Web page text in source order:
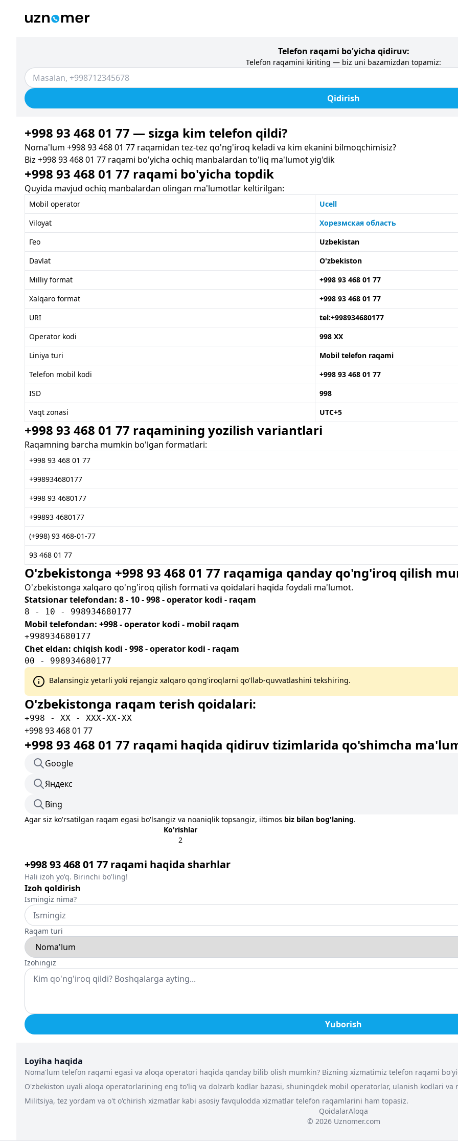
Telefon raqami bo'yicha qidiruv:
Telefon raqamini kiriting — biz uni bazamizdan topamiz:
Qidirish
+998 93 468 01 77 — sizga kim telefon qildi?
Noma'lum +998 93 468 01 77 raqamidan tez-tez qo'ng'iroq keladi va kim ekanini bilmoqchimisiz?
Biz +998 93 468 01 77 raqami bo'yicha ochiq manbalardan to'liq ma'lumot yig'dik
+998 93 468 01 77 raqami bo'yicha topdik
Quyida mavjud ochiq manbalardan olingan ma'lumotlar keltirilgan:
Mobil operator
Ucell
Viloyat
Хорезмская область
Гео
Uzbekistan
Davlat
O'zbekiston
Milliy format
+998 93 468 01 77
Xalqaro format
+998 93 468 01 77
URI
tel:+998934680177
Operator kodi
998 XX
Liniya turi
Mobil telefon raqami
Telefon mobil kodi
+998 93 468 01 77
ISD
998
Vaqt zonasi
UTC+5
+998 93 468 01 77 raqamining yozilish variantlari
Raqamning barcha mumkin bo'lgan formatlari:
+998 93 468 01 77
+998934680177
+998 93 4680177
+99893 4680177
(+998) 93 468-01-77
93 468 01 77
O'zbekistonga +998 93 468 01 77 raqamiga qanday qo'ng'iroq qilish
O'zbekistonga xalqaro qo'ng'iroq qilish formati va qoidalari haqida foydali ma'lumot.
Statsionar telefondan: 8 - 10 - 998 - operator kodi - raqam
8 - 10 - 998934680177
Mobil telefondan: +998 - operator kodi - mobil raqam
+998934680177
Chet eldan: chiqish kodi - 998 - operator kodi - raqam
00 - 998934680177
Balansingiz yetarli yoki rejangiz xalqaro qo'ng'iroqlarni qo'llab-quvvatlashini tekshiring.
O'zbekistonga raqam terish qoidalari:
+998 - XX - XXX-XX-XX
+998 93 468 01 77
+998 93 468 01 77 raqami haqida qidiruv tizimlarida qo'shimcha
Google
Яндекс
Bing
Agar siz ko'rsatilgan raqam egasi bo'lsangiz va noaniqlik topsangiz, iltimos biz bilan bog'laning.
Ko'rishlar
2
+998 93 468 01 77 raqami haqida sharhlar
Hali izoh yo'q. Birinchi bo'ling!
Izoh qoldirish
Ismingiz nima?
Raqam turi
Izohingiz
Yuborish
Loyiha haqida
Noma'lum telefon raqami egasi va aloqa operatori haqida qanday bilib olish mumkin? Bizning xizmatimiz telefon raqami
O'zbekiston uyali aloqa operatorlarining eng to'liq va dolzarb kodlar bazasi, shuningdek mobil operatorlar, ulanish kodlari
Militsiya, tez yordam va o't o'chirish xizmatlar kabi asosiy favqulodda xizmatlar telefon raqamlarini ham topasiz.
QoidalarAloqa
© 2026 Uznomer.com